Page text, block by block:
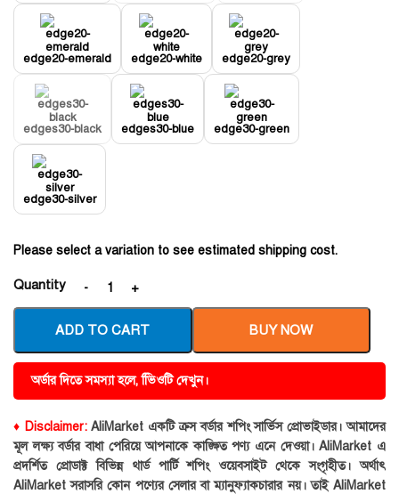
edge20-emerald edge20-white edge20-grey
edges30-black edges30-blue edge30-green
edge30-silver
Please select a variation to see estimated shipping cost.
Quantity
ADD TO CART BUY NOW
অর্ডার দিতে সমস্যা হলে, ভিিওটি দেখুন।
♦ Disclaimer:AliMarket একটি ক্রস বর্ডার শপিং সার্ভিস প্রোভাইডার। আমাদের
মূল লক্ষ্য বর্ডার বাধা পেরিয়ে আপনাকে কাঙ্ক্ষিত পণ্য এনে দেওয়া। AliMarket এ
প্রদর্শিত প্রোডাক্ট বিভিন্ন থার্ড পার্টি শপিং ওয়েবসাইট থেকে সংগৃহীত। অর্থাৎ
AliMarket সরাসরি কোন পণ্যের সেলার বা ম্যানুফ্যাকচারার নয়। তাই AliMarket